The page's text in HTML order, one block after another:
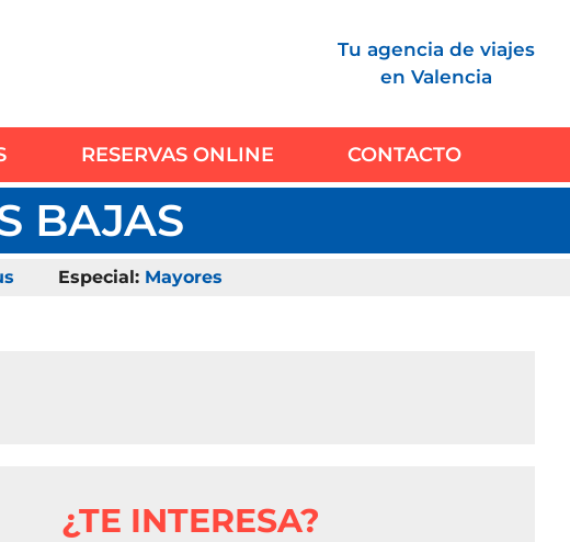
Tu agencia de viajes
en Valencia
RESERVAS ONLINE CONTACTO
BAJAS
Especial: Mayores
¿TE INTERESA?